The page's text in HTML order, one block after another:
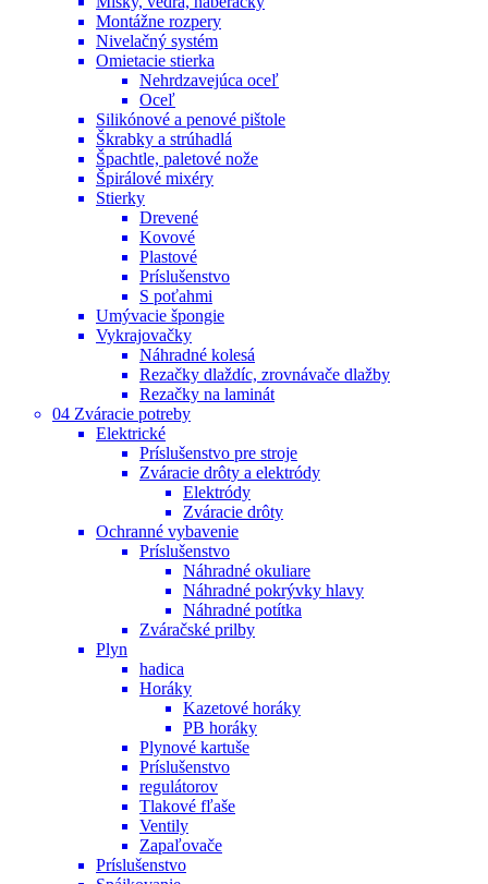
Montážne rozpery
Nivelačný systém
Omietacie stierka
Nehrdzavejúca oceľ
Oceľ
Silikónové a penové pištole
Škrabky a strúhadlá
Špachtle, paletové nože
Špirálové mixéry
Stierky
Drevené
Kovové
Plastové
Príslušenstvo
S poťahmi
Umývacie špongie
Vykrajovačky
Náhradné kolesá
Rezačky dlaždíc, zrovnávače dlažby
Rezačky na laminát
04 Zváracie potreby
Elektrické
Príslušenstvo pre stroje
Zváracie drôty a elektródy
Elektródy
Zváracie drôty
Ochranné vybavenie
Príslušenstvo
Náhradné okuliare
Náhradné pokrývky hlavy
Náhradné potítka
Zváračské prilby
Plyn
hadica
Horáky
Kazetové horáky
PB horáky
Plynové kartuše
Príslušenstvo
regulátorov
Tlakové fľaše
Ventily
Zapaľovače
Príslušenstvo